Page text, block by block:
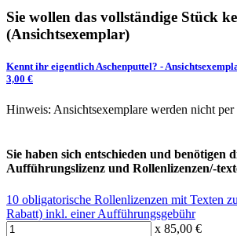
Sie wollen das vollständige Stück
(Ansichtsexemplar)
Kennt ihr eigentlich Aschenputtel? -
3,00 €
Hinweis: Ansichtsexemplare werden nicht per
Sie haben sich entschieden und benötigen
Aufführungslizenz und Rollenlizenzen/-
10 obligatorische Rollenlizenzen mit Texten
Rabatt) inkl. einer Aufführungsgebühr
x 85,00 €